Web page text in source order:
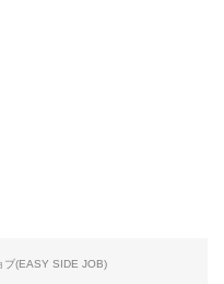
ブ(EASY SIDE JOB)